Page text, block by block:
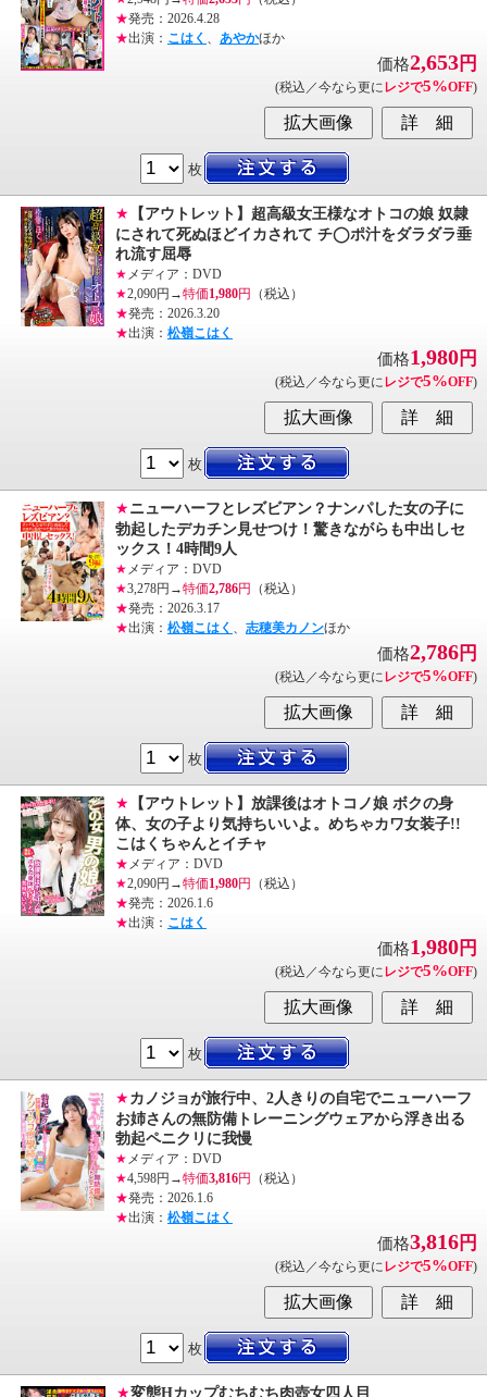
★発売：2026.4.28
★出演： こはく 、 あやかほか
価格2,653円
(税込／今なら更に レジで5%OFF)
枚
★ 【アウトレット】超高級女王様なオトコの娘 奴隷
にされて死ぬほどイカされて チ◯ポ汁をダラダラ垂
れ流す屈辱
★ メディア：DVD
★2,090円→特価1,980円
（税込）
★発売：2026.3.20
★出演： 松嶺こはく
価格1,980円
(税込／今なら更に レジで5%OFF)
枚
★ニューハーフとレズビアン？ナンパした女の子に
勃起したデカチン見せつけ！驚きながらも中出しセ
ックス！4時間9人
★ メディア：DVD
★3,278円→特価2,786円
（税込）
★発売：2026.3.17
★出演： 松嶺こはく 、 志穂美カノンほか
価格2,786円
(税込／今なら更に レジで5%OFF)
枚
★ 【アウトレット】放課後はオトコノ娘 ボクの身
体、女の子より気持ちいいよ。めちゃカワ女装子!!
こはくちゃんとイチャ
★ メディア：DVD
★2,090円→特価1,980円
（税込）
★発売：2026.1.6
★出演： こはく
価格1,980円
(税込／今なら更に レジで5%OFF)
枚
★カノジョが旅行中、2人きりの自宅でニューハーフ
お姉さんの無防備トレーニングウェアから浮き出る
勃起ペニクリに我慢
★ メディア：DVD
★4,598円→特価3,816円
（税込）
★発売：2026.1.6
★出演： 松嶺こはく
価格3,816円
(税込／今なら更に レジで5%OFF)
枚
★変態Hカップむちむち肉壺女四人目